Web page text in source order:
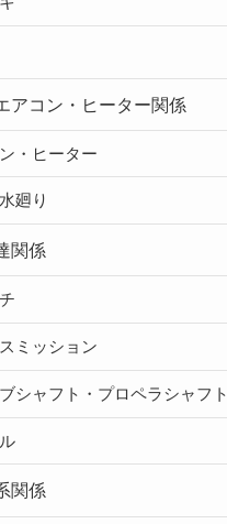
アコン・ヒーター関係
・ヒーター
廻り
関係
ミッション
シャフト・プロペラシャフト
関係